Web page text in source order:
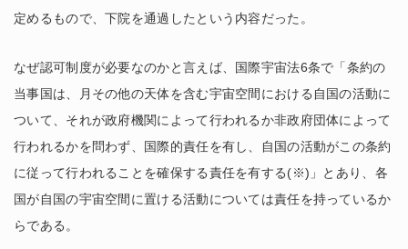
定めるもので、下院を通過したという内容だった。
なぜ認可制度が必要なのかと言えば、国際宇宙法6条で「条約の
当事国は、月その他の天体を含む宇宙空間における自国の活動に
ついて、それが政府機関によって行われるか非政府団体によって
行われるかを問わず、国際的責任を有し、自国の活動がこの条約
に従って行われることを確保する責任を有する(※)」とあり、各
国が自国の宇宙空間に置ける活動については責任を持っているか
らである。